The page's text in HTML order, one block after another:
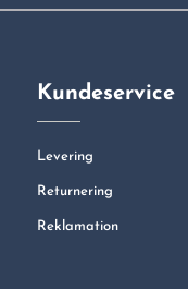
Kundeservice
Levering
Returnering
Reklamation